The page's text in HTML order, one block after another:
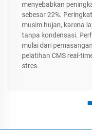
menyebabkan
sebesar 22%.
musim hujan, karena
tanpa kondensasi.
mulai dari
pelatihan CMS real-
stres.